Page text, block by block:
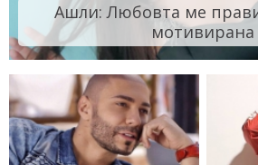
Ашли: Любовта ме
мотивирана